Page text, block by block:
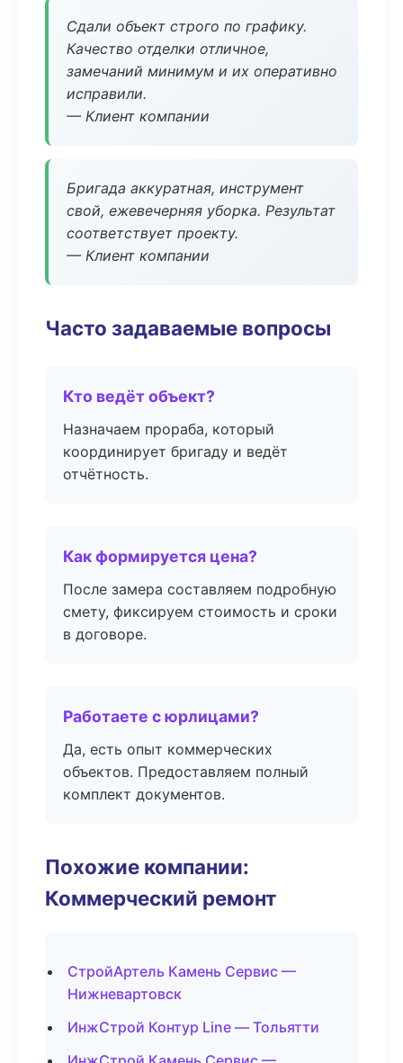
Сдали объект строго по графику.
Качество отделки отличное,
замечаний минимум и их оперативно
исправили.
— Клиент компании
Бригада аккуратная, инструмент
свой, ежевечерняя уборка. Результат
соответствует проекту.
— Клиент компании
Часто задаваемые вопросы
Кто ведёт объект?
Назначаем прораба, который
координирует бригаду и ведёт
отчётность.
Как формируется цена?
После замера составляем подробную
смету, фиксируем стоимость и сроки
в договоре.
Работаете с юрлицами?
Да, есть опыт коммерческих
объектов. Предоставляем полный
комплект документов.
Похожие компании:
Коммерческий ремонт
СтройАртель Камень Сервис —
Нижневартовск
ИнжСтрой Контур Line — Тольятти